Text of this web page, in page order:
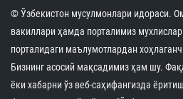
© Ўзбекистон мусулмонлари идораси.
вакиллари ҳамда порталимиз
порталидаги маълумотлардан
Бизнинг асосий мақсадимиз ҳам шу.
ёки хабарни ўз веб-саҳифангизда